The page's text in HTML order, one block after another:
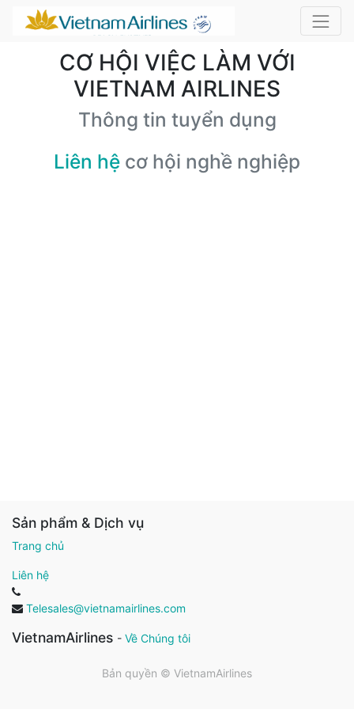
CƠ HỘI VIỆC LÀM VỚI
VIETNAM AIRLINES
Thông tin tuyển dụng
Liên hệ cơ hội nghề nghiệp
Sản phẩm & Dịch vụ
Trang chủ
Liên hệ
Telesales@vietnamairlines.com
VietnamAirlines - Về Chúng tôi
Bản quyền © VietnamAirlines